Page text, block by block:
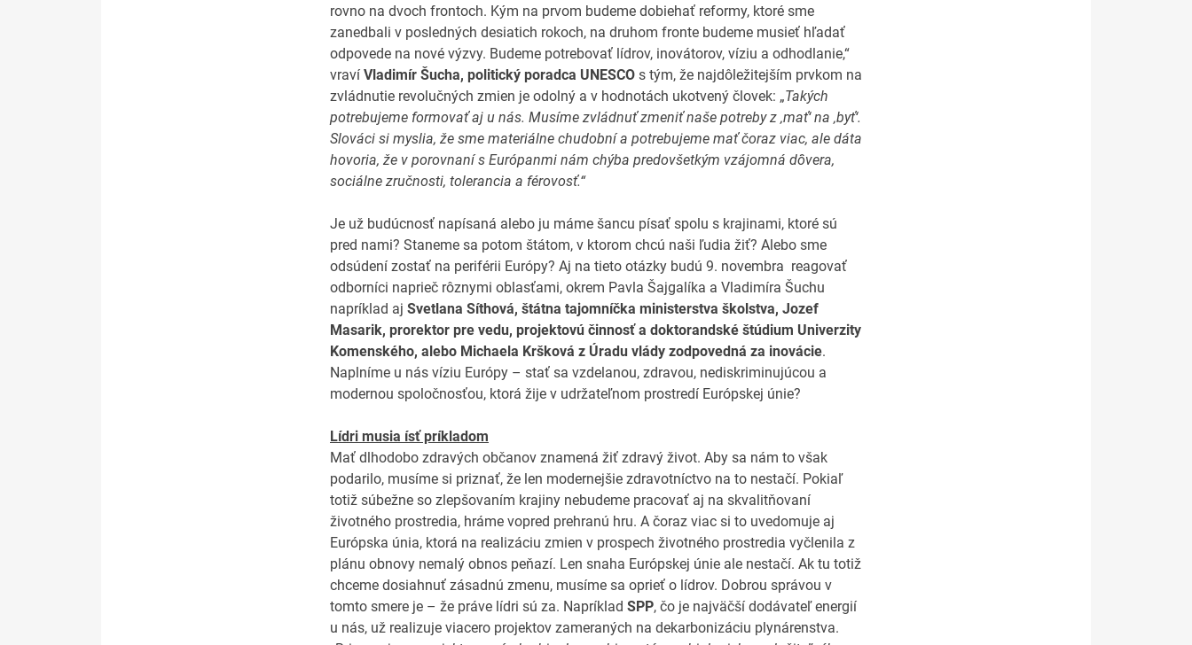
rovno na dvoch frontoch. Kým na prvom budeme dobiehať reformy, ktoré sme
zanedbali v posledných desiatich rokoch, na druhom fronte budeme musieť hľadať
odpovede na nové výzvy. Budeme potrebovať lídrov, inovátorov, víziu a odhodlanie,“
vraví Vladimír Šucha, politický poradca UNESCO s tým, že najdôležitejším prvkom na
zvládnutie revolučných zmien je odolný a v hodnotách ukotvený človek: „Takých
potrebujeme formovať aj u nás. Musíme zvládnuť zmeniť naše potreby z ‚mať‘ na ‚byť‘.
Slováci si myslia, že sme materiálne chudobní a potrebujeme mať čoraz viac, ale dáta
hovoria, že v porovnaní s Európanmi nám chýba predovšetkým vzájomná dôvera,
sociálne zručnosti, tolerancia a férovosť.“
Je už budúcnosť napísaná alebo ju máme šancu písať spolu s krajinami, ktoré sú
pred nami? Staneme sa potom štátom, v ktorom chcú naši ľudia žiť? Alebo sme
odsúdení zostať na periférii Európy? Aj na tieto otázky budú 9. novembra reagovať
odborníci naprieč rôznymi oblasťami, okrem Pavla Šajgalíka a Vladimíra Šuchu
napríklad aj Svetlana Síthová, štátna tajomníčka ministerstva školstva, Jozef
Masarik, prorektor pre vedu, projektovú činnosť a doktorandské štúdium Univerzity
Komenského, alebo Michaela Kršková z Úradu vlády zodpovedná za inovácie.
Naplníme u nás víziu Európy – stať sa vzdelanou, zdravou, nediskriminujúcou a
modernou spoločnosťou, ktorá žije v udržateľnom prostredí Európskej únie?
Lídri musia ísť príkladom
Mať dlhodobo zdravých občanov znamená žiť zdravý život. Aby sa nám to však
podarilo, musíme si priznať, že len modernejšie zdravotníctvo na to nestačí. Pokiaľ
totiž súbežne so zlepšovaním krajiny nebudeme pracovať aj na skvalitňovaní
životného prostredia, hráme vopred prehranú hru. A čoraz viac si to uvedomuje aj
Európska únia, ktorá na realizáciu zmien v prospech životného prostredia vyčlenila z
plánu obnovy nemalý obnos peňazí. Len snaha Európskej únie ale nestačí. Ak tu totiž
chceme dosiahnuť zásadnú zmenu, musíme sa oprieť o lídrov. Dobrou správou v
tomto smere je – že práve lídri sú za. Napríklad SPP, čo je najväčší dodávateľ energií
u nás, už realizuje viacero projektov zameraných na dekarbonizáciu plynárenstva.